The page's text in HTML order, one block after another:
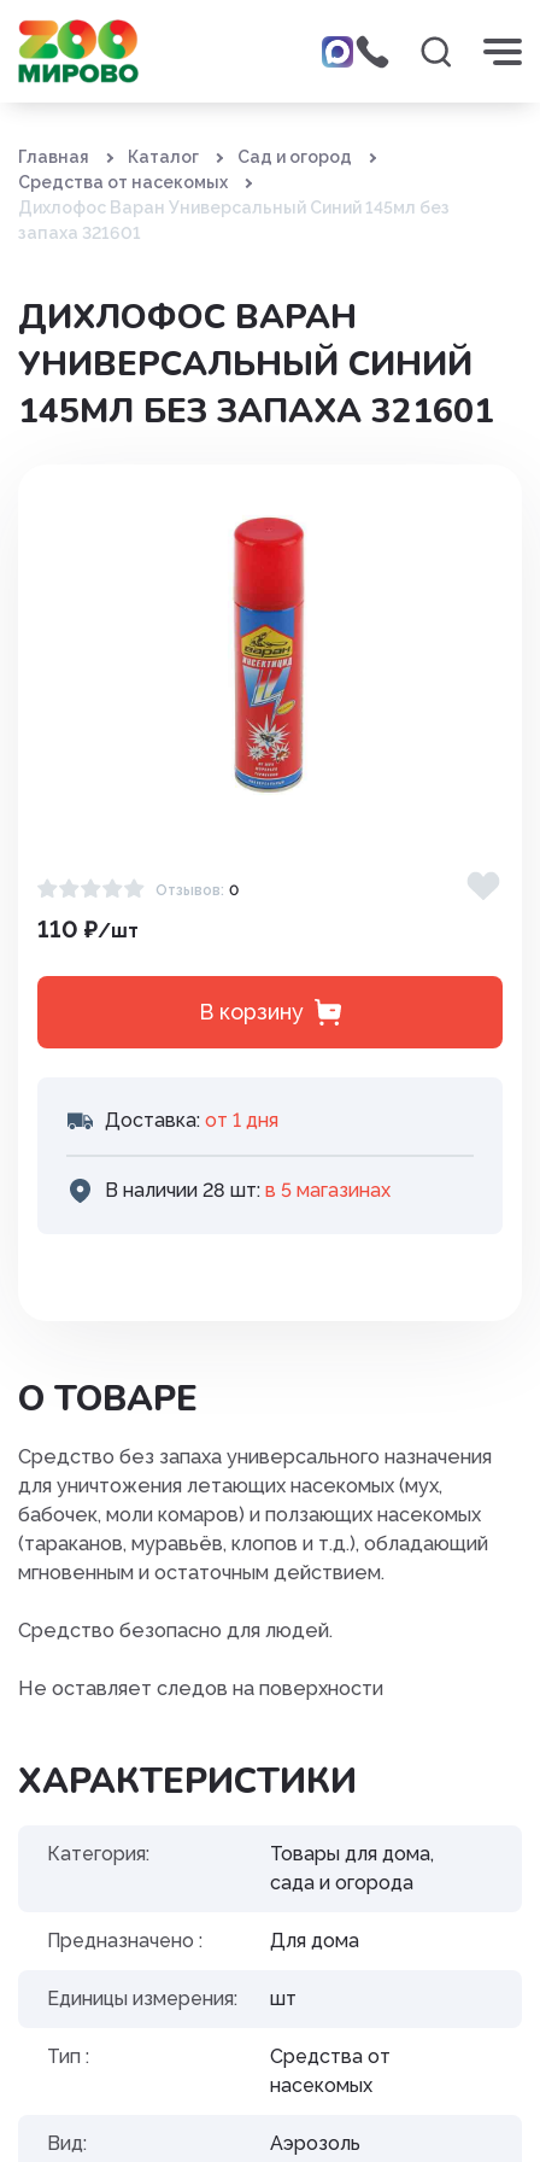
Главная Каталог
Сад и огород
Средства от насекомых
Дихлофос Варан Универсальный Синий 145мл без
запаха 321601
ДИХЛОФОС ВАРАН
УНИВЕРСАЛЬНЫЙ СИНИЙ
145МЛ БЕЗ ЗАПАХА 321601
Отзывов: 0
110 ₽/шт
В корзину
Доставка: от 1 дня
В наличии 28 шт: в 5 магазинах
О ТОВАРЕ
Cредство без запаха универсального назначения
для уничтожения летающих насекомых (мух,
бабочек, моли комаров) и ползающих насекомых
(тараканов, муравьёв, клопов и т.д.), обладающий
мгновенным и остаточным действием.
Средство безопасно для людей.
Не оставляет следов на поверхности
ХАРАКТЕРИСТИКИ
Категория:
Товары для дома,
сада и огорода
Предназначено : Для дома
Единицы измерения: шт
Тип :
Средства от
насекомых
Вид: Аэрозоль